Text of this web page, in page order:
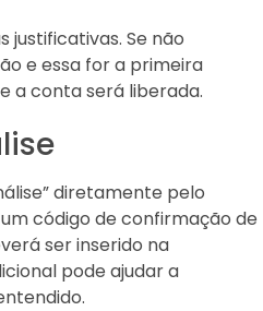
justificativas. Se não
e essa for a primeira
a conta será liberada.
diretamente pelo
código de confirmação de
ser inserido na
pode ajudar a